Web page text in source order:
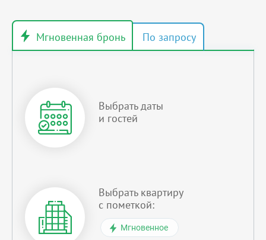
Выбрать даты
и гостей
Выбрать квартиру
с пометкой:
Мгновенное